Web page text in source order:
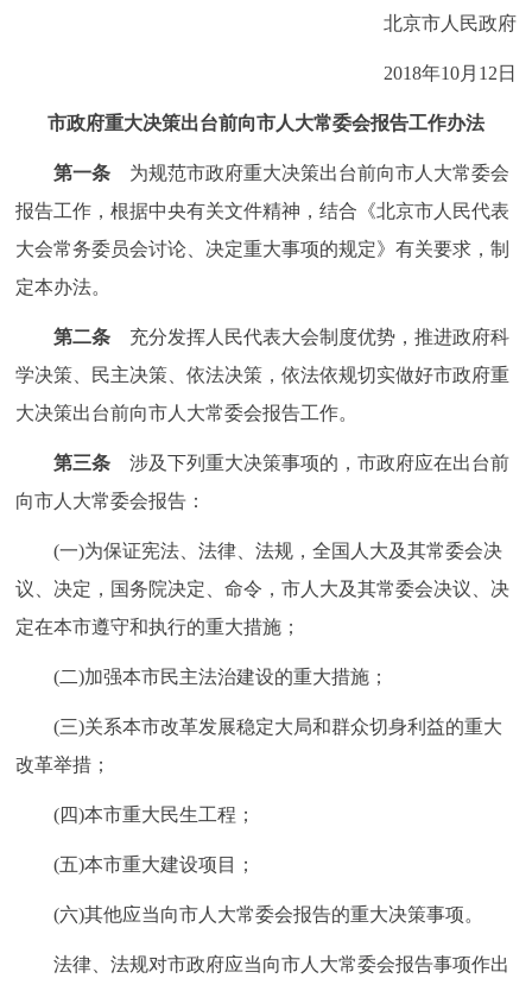
12345网上接诉即办 我要咨询 我要建议
参与调查 在线访谈 图说互动
走进北京
北京概况
绿色北京 图说北京 视频北京
ENGLISH
DEUTSCH FRANÇAIS РУССКИЙ ЯЗЫК
ESPAÑOL العربية
北京市人民政府
2018年10月12日
市政府重大决策出台前向市人大常委会报告工作办法
第一条 为规范市政府重大决策出台前向市人大常委会
报告工作，根据中央有关文件精神，结合《北京市人民代表
大会常务委员会讨论、决定重大事项的规定》有关要求，制
定本办法。
第二条 充分发挥人民代表大会制度优势，推进政府科
学决策、民主决策、依法决策，依法依规切实做好市政府重
大决策出台前向市人大常委会报告工作。
第三条 涉及下列重大决策事项的，市政府应在出台前
向市人大常委会报告：
(一)为保证宪法、法律、法规，全国人大及其常委会决
议、决定，国务院决定、命令，市人大及其常委会决议、决
定在本市遵守和执行的重大措施；
(二)加强本市民主法治建设的重大措施；
(三)关系本市改革发展稳定大局和群众切身利益的重大
改革举措；
(四)本市重大民生工程；
(五)本市重大建设项目；
(六)其他应当向市人大常委会报告的重大决策事项。
法律、法规对市政府应当向市人大常委会报告事项作出